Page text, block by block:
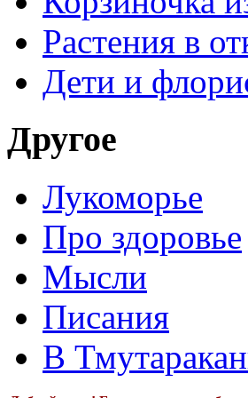
Растения в
Дети и
Другое
Лукоморье
Про здоровье
Мысли
Писания
В